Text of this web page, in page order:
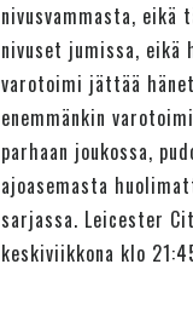
nivusvammasta, eikä
nivuset jumissa, eikä
varotoimi jättää
enemmänkin
parhaan joukossa,
ajoasemasta
sarjassa. Leicester
keskiviikkona klo